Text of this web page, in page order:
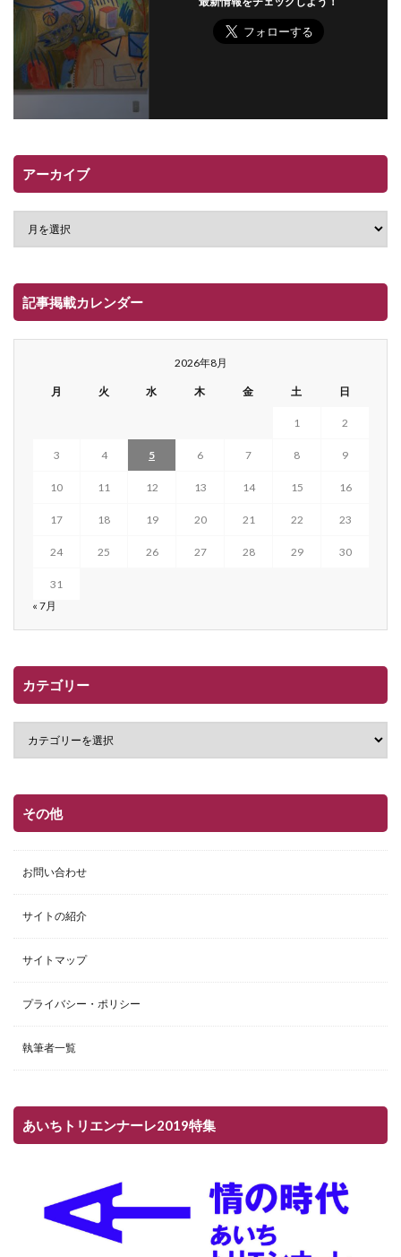
アーカイブ
記事掲載カレンダー
2026年8月
月 火 水 木 金 土 日
1 2
3 4 5 6 7 8 9
10 11 12 13 14 15 16
17 18 19 20 21 22 23
24 25 26 27 28 29 30
31
« 7月
カテゴリー
その他
お問い合わせ
サイトの紹介
サイトマップ
プライバシー・ポリシー
執筆者一覧
あいちトリエンナーレ2019特集